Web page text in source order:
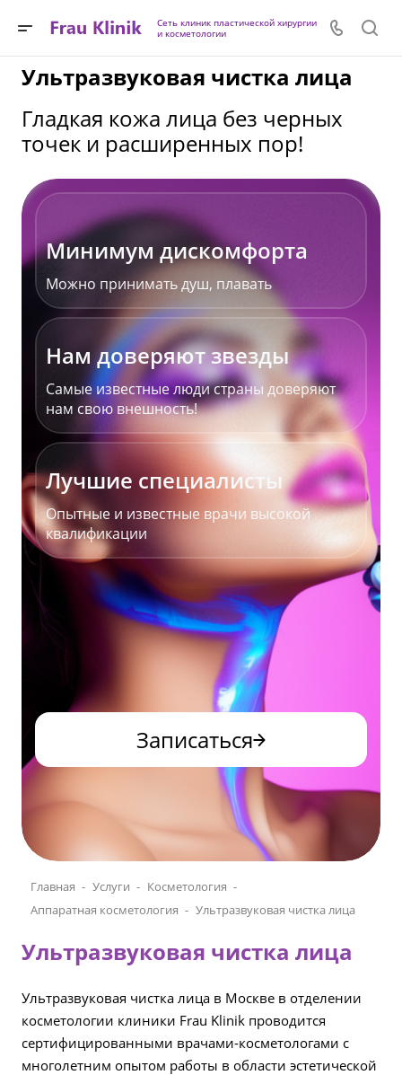
Сеть клиник пластической хирургии
и косметологии
Ультразвуковая чистка лица
Гладкая кожа лица без черных
точек и расширенных пор!
Минимум дискомфорта
Можно принимать душ, плавать
Нам доверяют звезды
Самые известные люди страны доверяют
нам свою внешность!
Лучшие специалисты
Опытные и известные врачи высокой
квалификации
Записаться
Главная Услуги
Косметология
Аппаратная косметология
Ультразвуковая чистка лица
Ультразвуковая чистка лица
Ультразвуковая чистка лица в Москве в отделении
косметологии клиники Frau Klinik проводится
сертифицированными врачами-косметологами с
многолетним опытом работы в области эстетической